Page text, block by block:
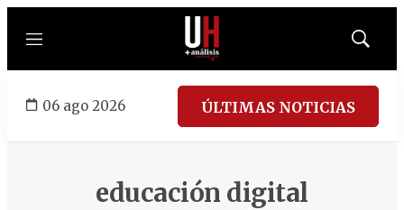
Menú
Mostrar
06 ago 2026 ÚLTIMAS NOTICIAS
educación digital